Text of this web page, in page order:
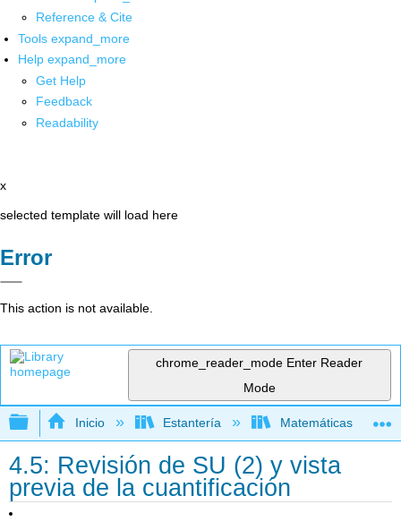
Reference & Cite
Tools expand_more
Help expand_more
Get Help
Feedback
Readability
x
selected template will load here
Error
This action is not available.
chrome_reader_mode Enter Reader
Mode
Expandir/contraer jerarquía global
Inicio Estantería Matemáticas
4.5: Revisión de SU (2) y vista
previa de la cuantificación